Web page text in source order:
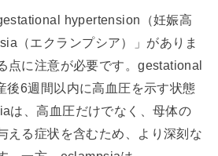
hypertension（妊娠高
（エクランプシア）」がありま
点に注意が必要です。gestational
後6週間以内に高血圧を示す状態
は、高血圧だけでなく、母体の
える症状を含むため、より深刻な